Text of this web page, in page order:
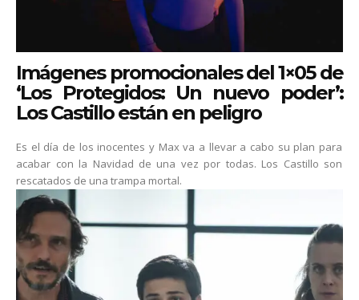
Imágenes promocionales del 1×05 de
‘Los Protegidos: Un nuevo poder’:
Los Castillo están en peligro
Es el día de los inocentes y Max va a llevar a cabo su plan para
acabar con la Navidad de una vez por todas. Los Castillo son
rescatados de una trampa mortal.